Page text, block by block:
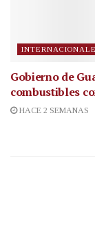
Gobierno de
combustibles
HACE 2 SEMANAS